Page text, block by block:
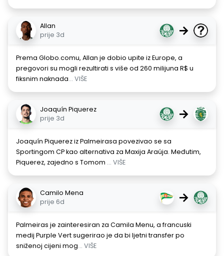
Allan
prije 3d
→
Prema Globo.comu, Allan je dobio upite iz Europe, a
pregovori su mogli rezultirati s više od 260 milijuna R$ u
fiksnim naknada... VIŠE
Joaquín Piquerez
prije 3d
→
Joaquín Piquerez iz Palmeirasa povezivao se sa
Sportingom CP kao alternativa za Maxija Araúja. Međutim,
Piquerez, zajedno s Tomom ... VIŠE
Camilo Mena
prije 6d
→
Palmeiras je zainteresiran za Camila Menu, a francuski
medij Purple Vert sugerirao je da bi ljetni transfer po
sniženoj cijeni mog... VIŠE